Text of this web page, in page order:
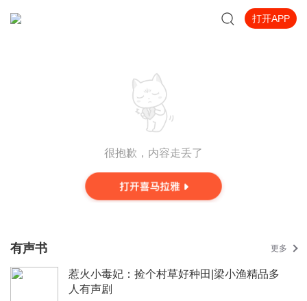
打开APP
很抱歉，内容走丢了
有声书 更多
惹火小毒妃：捡个村草好种田|梁小渔精品多
人有声剧